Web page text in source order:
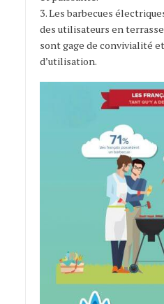
3. Les barbecues
des utilisateurs en
sont gage de convivialité
d’utilisation.